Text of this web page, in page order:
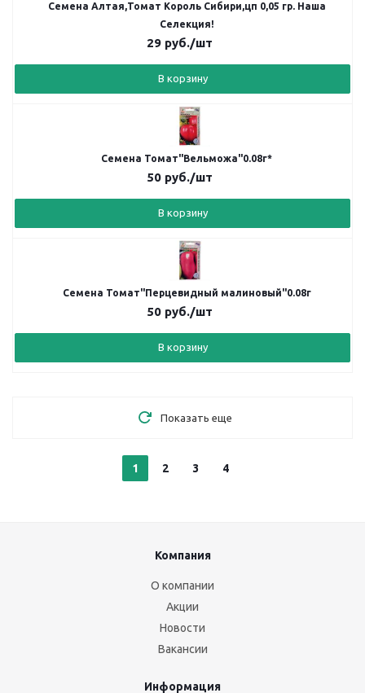
Семена Алтая,Томат Король Сибири,цп 0,05 гр. Наша
Селекция!
29 руб./шт
В корзину
Семена Томат"Вельможа"0.08г*
50 руб./шт
В корзину
Семена Томат"Перцевидный малиновый"0.08г
50 руб./шт
В корзину
Показать еще
1 2 3 4
Компания
О компании
Акции
Новости
Вакансии
Информация